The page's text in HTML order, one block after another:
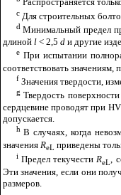
Распространяется
сДля строительных
d Минимальный предел
длиной l < 2,5 d и другие
еПри испытании
соответствовать значениям,
f Значения твердости,
g Твердость
сердцевине проводят при HV
допускается.
h В случаях, когда
значения ReL приведены
i Предел текучестиReL,
Эти значения, если они
размеров.